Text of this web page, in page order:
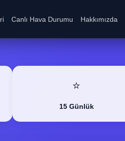
Canlı Hava Durumu Hakkımızda
⭐
15 Günlük